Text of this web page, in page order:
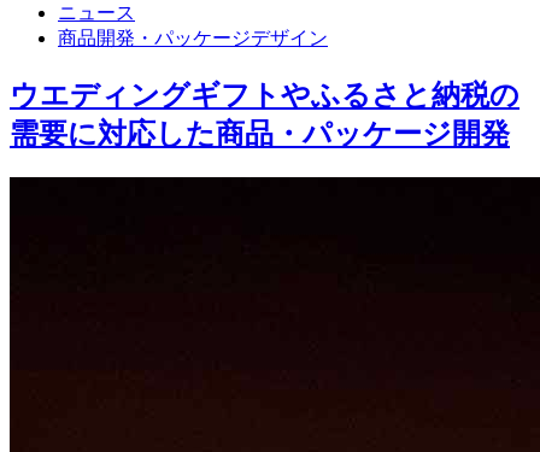
ニュース
商品開発・パッケージデザイン
ウエディングギフトやふるさと納税の
需要に対応した商品・パッケージ開発